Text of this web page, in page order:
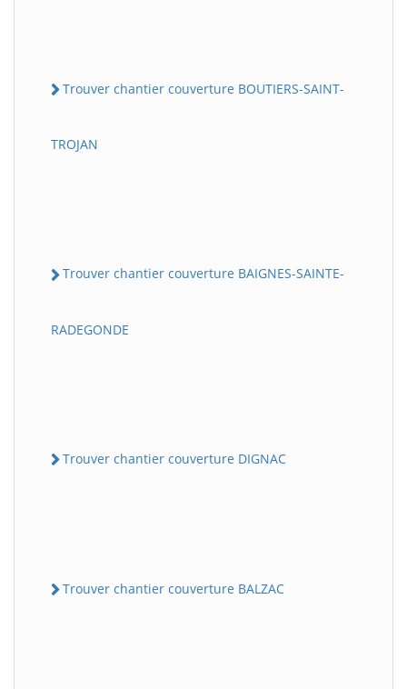
Trouver chantier couverture BOUTIERS-SAINT-
TROJAN
Trouver chantier couverture BAIGNES-SAINTE-
RADEGONDE
Trouver chantier couverture DIGNAC
Trouver chantier couverture BALZAC